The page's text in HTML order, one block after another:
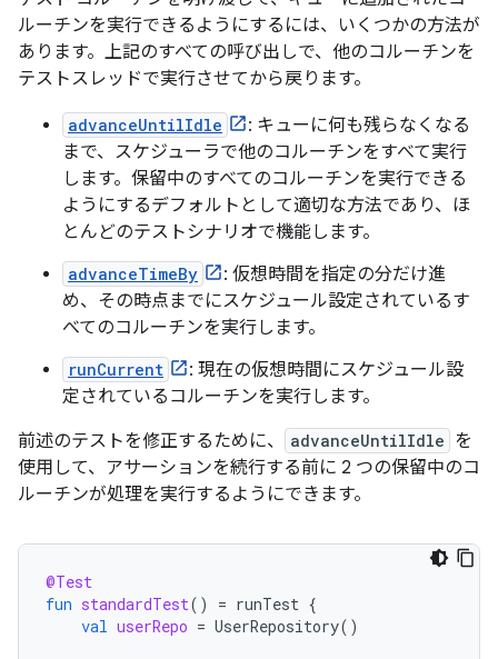
ルーチンを実行できるようにするには、いくつかの方法が
あります。上記のすべての呼び出しで、他のコルーチンを
テストスレッドで実行させてから戻ります。
advanceUntilIdle
: キューに何も残らなくなる
まで、スケジューラで他のコルーチンをすべて実行
します。保留中のすべてのコルーチンを実行できる
ようにするデフォルトとして適切な方法であり、ほ
とんどのテストシナリオで機能します。
advanceTimeBy
: 仮想時間を指定の分だけ進
め、その時点までにスケジュール設定されているす
べてのコルーチンを実行します。
runCurrent
: 現在の仮想時間にスケジュール設
定されているコルーチンを実行します。
前述のテストを修正するために、
advanceUntilIdle を
使用して、アサーションを続行する前に 2 つの保留中のコ
ルーチンが処理を実行するようにできます。
@Test
fun standardTest() = runTest {
val userRepo = UserRepository()